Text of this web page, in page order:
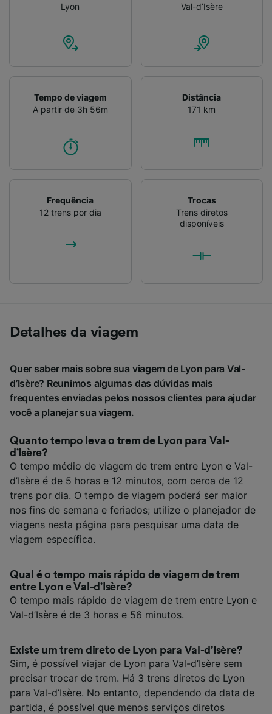
Lyon
Val-d’Isère
Tempo de viagem
A partir de 3h 56m
Distância
171 km
Frequência
12 trens por dia
Trocas
Trens diretos
disponíveis
Detalhes da viagem
Quer saber mais sobre sua viagem de Lyon para Val-
d’Isère? Reunimos algumas das dúvidas mais
frequentes enviadas pelos nossos clientes para ajudar
você a planejar sua viagem.
Quanto tempo leva o trem de Lyon para Val-
d’Isère?
O tempo médio de viagem de trem entre Lyon e Val-
d’Isère é de 5 horas e 12 minutos, com cerca de 12
trens por dia. O tempo de viagem poderá ser maior
nos fins de semana e feriados; utilize o planejador de
viagens nesta página para pesquisar uma data de
viagem específica.
Qual é o tempo mais rápido de viagem de trem
entre Lyon e Val-d’Isère?
O tempo mais rápido de viagem de trem entre Lyon e
Val-d’Isère é de 3 horas e 56 minutos.
Existe um trem direto de Lyon para Val-d’Isère?
Sim, é possível viajar de Lyon para Val-d’Isère sem
precisar trocar de trem. Há 3 trens diretos de Lyon
para Val-d’Isère. No entanto, dependendo da data de
partida, é possível que menos serviços diretos